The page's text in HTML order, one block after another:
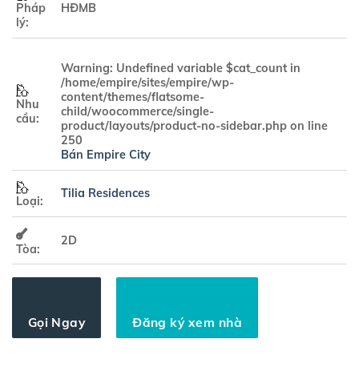
Pháp
lý:
HĐMB
Nhu
cầu:
Warning: Undefined variable $cat_count in
/home/empire/sites/empire/wp-
content/themes/flatsome-
child/woocommerce/single-
product/layouts/product-no-sidebar.php on line
250
Bán Empire City
Loại:
Tilia Residences
Tòa:
2D
Gọi Ngay Đăng ký xem nhà